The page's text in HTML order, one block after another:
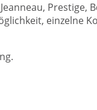
Prestige,
einzelne